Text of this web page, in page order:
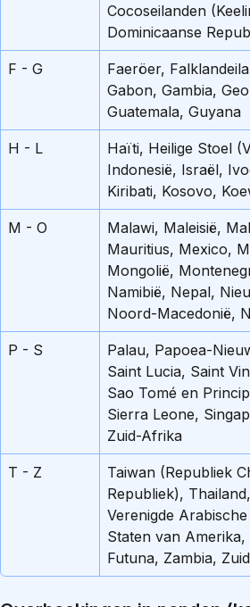
Cocoseilanden
Dominicaanse
F - G
Faeröer,
Gabon, Gambia,
Guatemala, Guyana
H - L
Haïti, Heilige Stoel
Indonesië, Israël,
Kiribati, Kosovo,
M - O
Malawi, Maleisië,
Mauritius, Mexico,
Mongolië,
Namibië, Nepal,
Noord-Macedonië,
P - S
Palau, Papoea-
Saint Lucia, Saint
Sao Tomé en
Sierra Leone,
Zuid-Afrika
T - Z
Taiwan (Republiek
Republiek),
Verenigde
Staten van
Futuna, Zambia,